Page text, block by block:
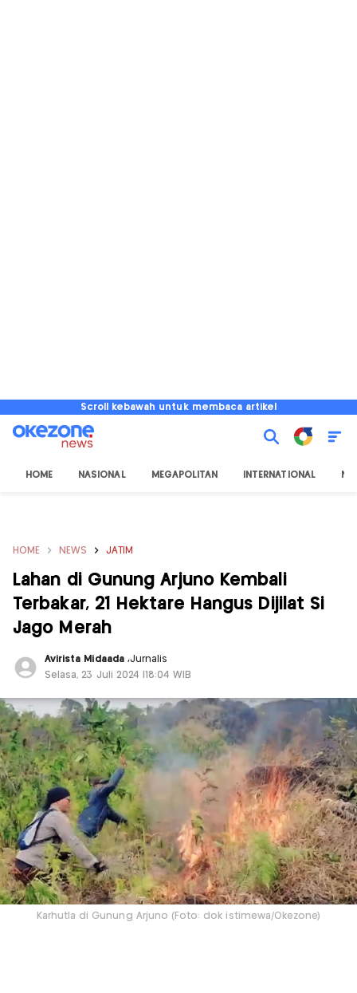
Scroll kebawah untuk membaca artikel
HOME NASIONAL MEGAPOLITAN INTERNATIONAL
HOME NEWS JATIM
Lahan di Gunung Arjuno Kembali
Terbakar, 21 Hektare Hangus Dijilat Si
Jago Merah
Avirista Midaada ,Jurnalis
Selasa, 23 Juli 2024 |18:04 WIB
Karhutla di Gunung Arjuno (Foto: dok istimewa/Okezone)